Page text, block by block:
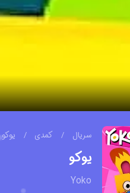
سریال / کمدی / یوکو
یوکو
Yoko